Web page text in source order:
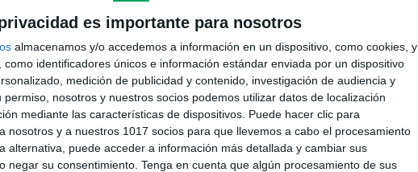
es importante para nosotros
almacenamos y/o accedemos a información en un dispositivo, como cookies, y
identificadores únicos e información estándar enviada por un dispositivo
medición de publicidad y contenido, investigación de audiencia y
permiso, nosotros y nuestros socios podemos utilizar datos de localización
mediante las características de dispositivos. Puede hacer clic para
nosotros y a nuestros 1017 socios para que llevemos a cabo el procesamiento
alternativa, puede acceder a información más detallada y cambiar sus
negar su consentimiento. Tenga en cuenta que algún procesamiento de sus